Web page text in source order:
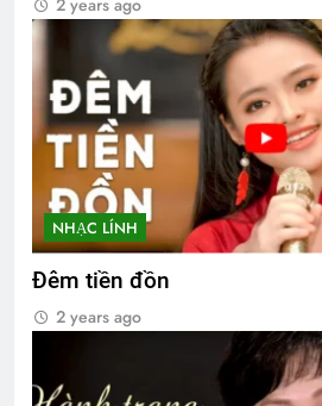
NHẠC LÍNH
Đêm tiền đồn
2 years ago